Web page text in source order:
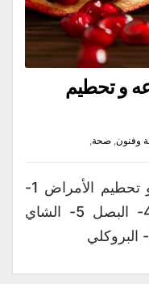
و تحطيم
وفنون, صحة,
أقوى 8 أطعمه لتقوية المناعه و تحطيم الأمراض 1-
الرمان 2- الروب 3- الثوم 4- البصل 5- الشاي